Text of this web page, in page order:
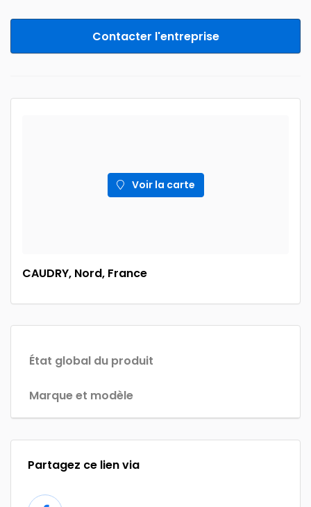
Contacter l'entreprise
Voir la carte
CAUDRY, Nord, France
État global du produit
Marque et modèle
Partagez ce lien via